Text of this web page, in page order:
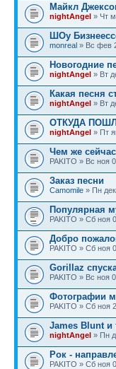
Майкл
nightAngel » Чт
ШОу
monreal » Вс фев
Новогодние
nightAngel » Вт
Какая песня
nightAngel » Вт
ОТКУДА
nightAngel » Пт
Чем же
PAKITO » Вс ноя
Заказ песни
Camomile » Пн
Популярная
PAKITO » Сб ноя
Добро
PAKITO » Сб ноя
Gorillaz
PAKITO » Вс ноя
Фотографии
PAKITO » Сб ноя
James Blunt и
nightAngel » Пн
Рок -
PAKITO » Сб ноя